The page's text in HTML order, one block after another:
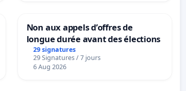
Non aux appels d’offres de
longue durée avant des élections
29 signatures
29 Signatures / 7 jours
6 Aug 2026